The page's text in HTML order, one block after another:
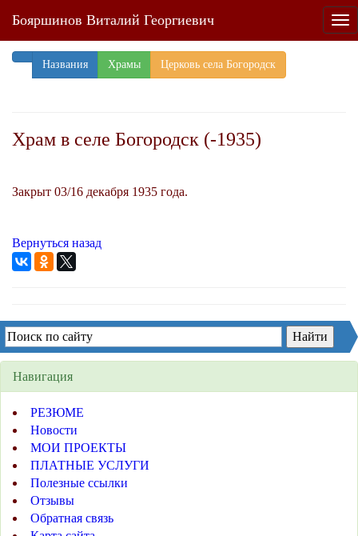
Бояршинов Виталий Георгиевич
Названия Храмы Церковь села Богородск
Храм в селе Богородск (-1935)
Закрыт 03/16 декабря 1935 года.
Вернуться назад
Навигация
РЕЗЮМЕ
Новости
МОИ ПРОЕКТЫ
ПЛАТНЫЕ УСЛУГИ
Полезные ссылки
Отзывы
Обратная связь